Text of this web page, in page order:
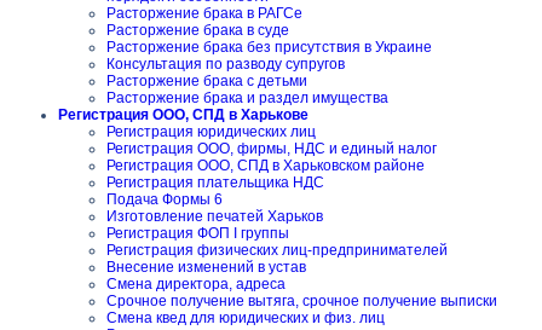
Расторжение брака в РАГСе
Расторжение брака в суде
Расторжение брака без присутствия в Украине
Консультация по разводу супругов
Расторжение брака с детьми
Расторжение брака и раздел имущества
Регистрация ООО, СПД в Харькове
Регистрация юридических лиц
Регистрация ООО, фирмы, НДС и единый налог
Регистрация ООО, СПД в Харьковском районе
Регистрация плательщика НДС
Подача Формы 6
Изготовление печатей Харьков
Регистрация ФОП I группы
Регистрация физических лиц-предпринимателей
Внесение изменений в устав
Смена директора, адреса
Срочное получение вытяга, срочное получение выписки
Смена квед для юридических и физ. лиц